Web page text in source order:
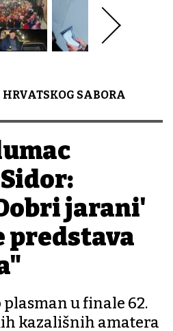
SABORA
jarani'
predstava
u finale 62.
kazališnih amatera